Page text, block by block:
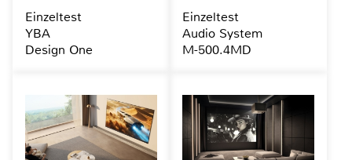
Einzeltest
YBA
Design One
Einzeltest
Audio System
M-500.4MD